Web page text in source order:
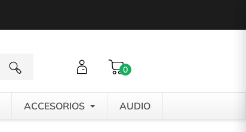
0
ACCESORIOS AUDIO